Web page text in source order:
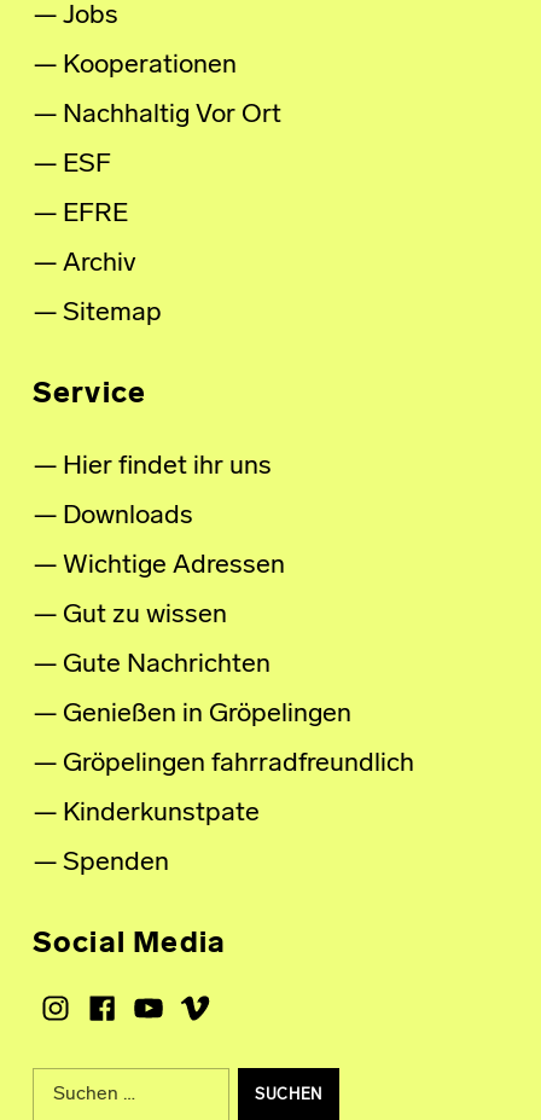
Jobs
Kooperationen
Nachhaltig Vor Ort
ESF
EFRE
Archiv
Sitemap
Service
Hier findet ihr uns
Downloads
Wichtige Adressen
Gut zu wissen
Gute Nachrichten
Genießen in Gröpelingen
Gröpelingen fahrradfreundlich
Kinderkunstpate
Spenden
Social Media
Instagram
Facebook
Youtube
Vimeo
Suche nach: